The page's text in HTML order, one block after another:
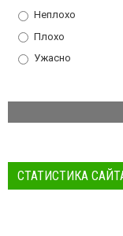
Неплохо
Плохо
Ужасно
СТАТИСТИКА